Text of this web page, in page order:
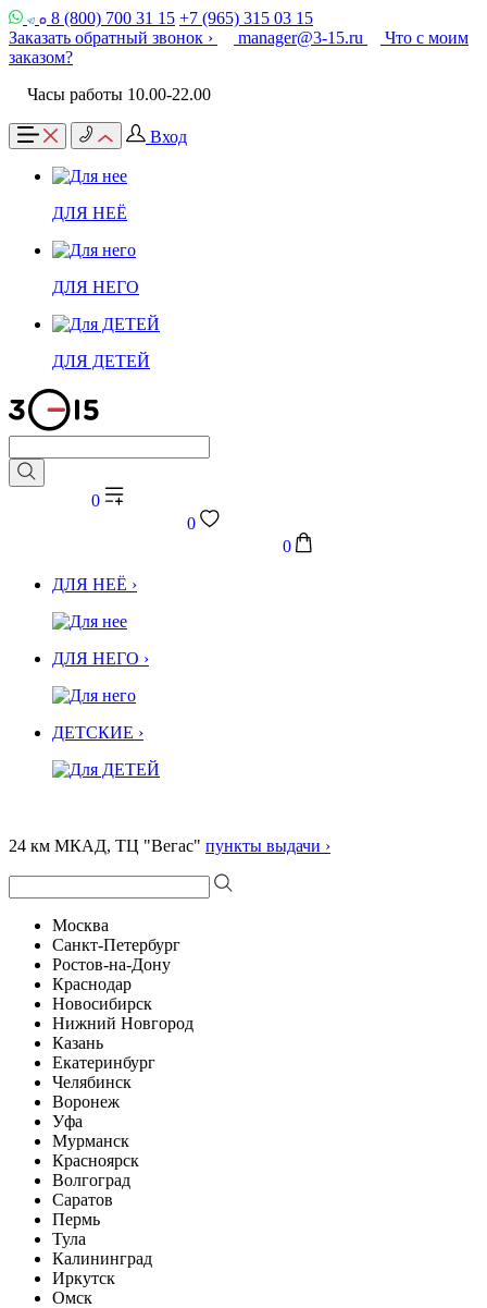
8 (800) 700 31 15 +7 (965) 315 03 15
Заказать обратный звонок ›
manager@3-15.ru
Что с моим
заказом?
Часы работы 10.00-22.00
Вход
ДЛЯ НЕЁ
ДЛЯ НЕГО
ДЛЯ ДЕТЕЙ
0
0
0
ДЛЯ НЕЁ ›
ДЛЯ НЕГО ›
ДЕТСКИЕ ›
24 км МКАД, ТЦ "Вегас" пункты выдачи ›
Москва
Санкт-Петербург
Ростов-на-Дону
Краснодар
Новосибирск
Нижний Новгород
Казань
Екатеринбург
Челябинск
Воронеж
Уфа
Мурманск
Красноярск
Волгоград
Саратов
Пермь
Тула
Калининград
Иркутск
Омск